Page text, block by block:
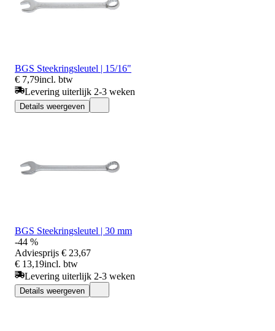
BGS Steekringsleutel | 15/16"
€ 7,79incl. btw
Levering uiterlijk 2-3 weken
Details weergeven
BGS Steekringsleutel | 30 mm
-44 %
Adviesprijs € 23,67
€ 13,19incl. btw
Levering uiterlijk 2-3 weken
Details weergeven